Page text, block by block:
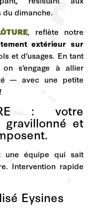
dimanche.
, reflète notre
extérieur sur
et d’usages. En tant
s’engage à allier
— avec une petite
: votre
et
une équipe qui sait
Intervention rapide
Eysines